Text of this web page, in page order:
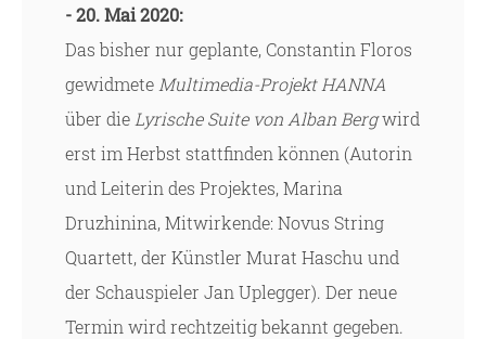
- 20. Mai 2020:
Das bisher nur geplante, Constantin Floros
gewidmete Multimedia-Projekt HANNA
über die Lyrische Suite von Alban Bergwird
erst im Herbst stattfinden können (Autorin
und Leiterin des Projektes, Marina
Druzhinina, Mitwirkende: Novus String
Quartett, der Künstler Murat Haschu und
der Schauspieler Jan Uplegger). Der neue
Termin wird rechtzeitig bekannt gegeben.